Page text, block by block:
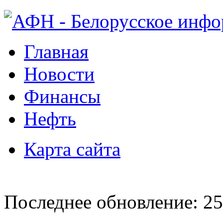
Главная
Новости
Финансы
Нефть
Карта сайта
Последнее обновление: